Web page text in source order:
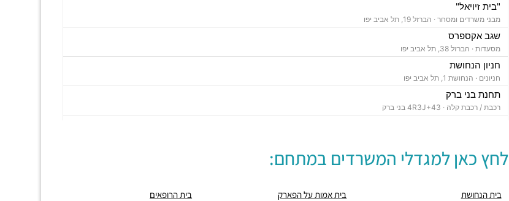
"בית זיויאל"
מבני משרדים ומסחר · הברזל 19, תל אביב יפו
שגב אקספרס
מסעדות · הברזל 38, תל אביב יפו
חניון הנחושת
חניונים · הנחושת 1, תל אביב יפו
תחנת בני ברק
רכבת / רכבת קלה ·
"בית B5"
מבני משרדים ומסחר ·הברזל 5א, תל אביב יפו
מבני משרדים ומסחר ·
לחץ כאן למגדלי המשרדים במתחם:
בית הנחושת בית אמות על הפארק בית הרופאים